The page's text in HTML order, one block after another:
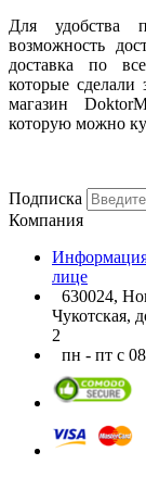
Для удобства
возможность
доставка по
которые сделали
магазин
которую можно
Подписка
Компания
лице
630024,
Чукотская,
2
пн - пт с